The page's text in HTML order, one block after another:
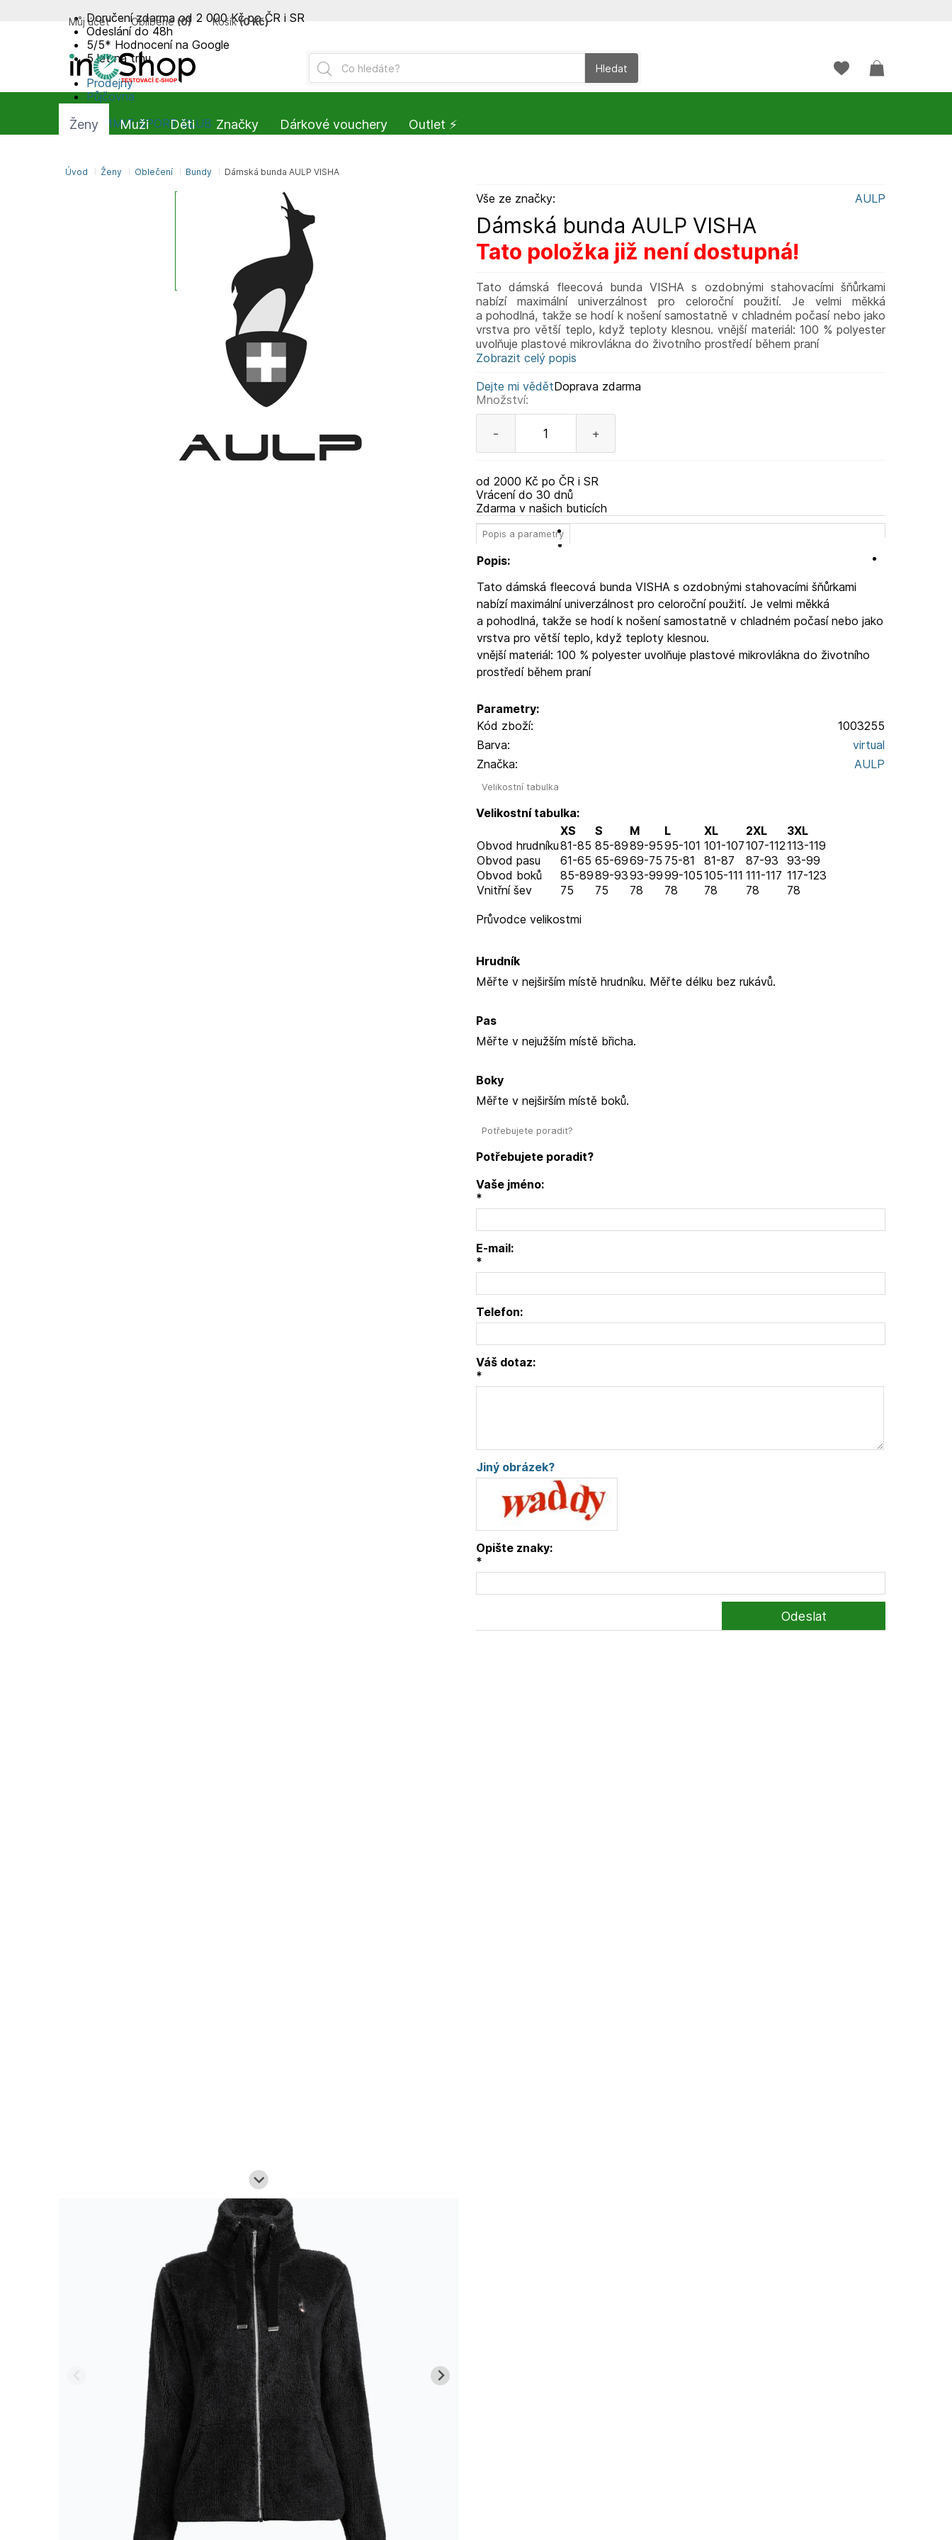
Vše ze značky: AULP
Dámská bunda AULP VISHA
Tato položka již není dostupná!
Tato dámská fleecová bunda VISHA s ozdobnými stahovacími šňůrkami
nabízí maximální univerzálnost pro celoroční použití. Je velmi měkká
a pohodlná, takže se hodí k nošení samostatně v chladném počasí nebo jako
vrstva pro větší teplo, když teploty klesnou. vnější materiál: 100 % polyester
uvolňuje plastové mikrovlákna do životního prostředí během praní
Zobrazit celý popis
Dejte mi vědět
Množství:
- +
Doprava zdarma
od 2000 Kč po ČR i SR
Vrácení do 30 dnů
Zdarma v našich buticích
Popis a parametry
Popis:
Tato dámská fleecová bunda VISHA s ozdobnými stahovacími šňůrkami
nabízí maximální univerzálnost pro celoroční použití. Je velmi měkká
a pohodlná, takže se hodí k nošení samostatně v chladném počasí nebo jako
vrstva pro větší teplo, když teploty klesnou.
vnější materiál: 100 % polyester uvolňuje plastové mikrovlákna do životního
prostředí během praní
Parametry:
Kód zboží:
1003255
Barva:
virtual
Značka:
AULP
Velikostní tabulka
Velikostní tabulka:
XS
S M L XL 2XL
3XL
Obvod hrudníku81-85 85-8989-9595-101 101-107107-112113-119
Obvod pasu
61-65 65-6969-75 75-81 81-87 87-93
93-99
Obvod boků
85-8989-9393-9999-105105-111 111-117 117-123
Vnitřní šev
75 75 78 78 78 78 78
Průvodce velikostmi
Hrudník
Měřte v nejširším místě hrudníku. Měřte délku bez rukávů.
Pas
Měřte v nejužším místě břicha.
Boky
Měřte v nejširším místě boků.
Potřebujete poradit?
Potřebujete poradit?
Vaše jméno:
*
E-mail:
*
Telefon:
Váš dotaz:
*
Jiný obrázek?
Opište znaky:
*
Odeslat
Doručení zdarma od 2 000 Kč po ČR i SR
Odeslání do 48h
5/5* Hodnocení na Google
5 let na trhu
Prodejny
Půjčovna
SUMMIT-SPORT CLUB
Hledat
Můj účet Oblíbené (0) Košík (0 Kč)
Úvod Ženy Oblečení Bundy Dámská bunda AULP VISHA
Ženy Muži Děti Značky Dárkové vouchery Outlet ⚡️